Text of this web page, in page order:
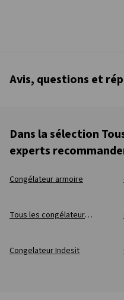
Avis, questions et
Dans la sélection
experts
Congélateur armoire
Tous les congélateurs - BOMANN
Congelateur Indesit